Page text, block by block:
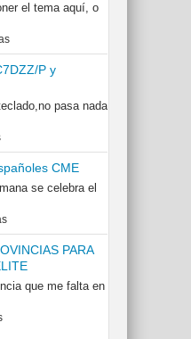
el tema aquí, o
P y
pasa nada
CME
se celebra el
PARA
que me falta en